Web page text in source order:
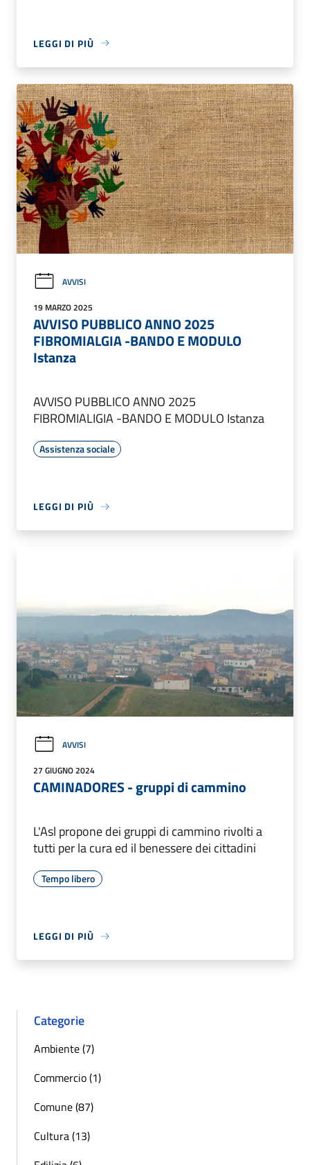
LEGGI DI PIÙ
AVVISI
19 MARZO 2025
AVVISO PUBBLICO ANNO 2025
FIBROMIALGIA -BANDO E MODULO
Istanza
AVVISO PUBBLICO ANNO 2025
FIBROMIALIGIA -BANDO E MODULO Istanza
Assistenza sociale
LEGGI DI PIÙ
AVVISI
27 GIUGNO 2024
CAMINADORES - gruppi di cammino
L'Asl propone dei gruppi di cammino rivolti a
tutti per la cura ed il benessere dei cittadini
Tempo libero
LEGGI DI PIÙ
Categorie
Ambiente (7)
Commercio (1)
Comune (87)
Cultura (13)